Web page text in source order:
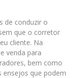
de conduzir o
que o corretor
cliente. Na
venda para
bem como
que podem